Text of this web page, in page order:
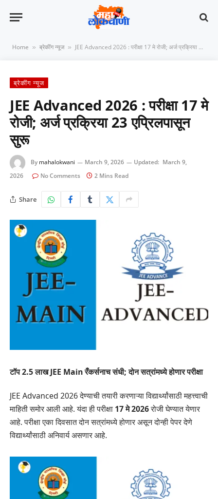
Home » ब्रेकींग न्यूज » JEE Advanced 2026 : परीक्षा 17 मे रोजी; अर्ज प्रक्रिया 23 एप्रिलपासून सुरू
ब्रेकींग न्यूज
JEE Advanced 2026 : परीक्षा 17 मे
रोजी; अर्ज प्रक्रिया 23 एप्रिलपासून
सुरू
By mahalokwani March 9, 2026 Updated: March 9,
2026
No Comments 2 Mins Read
Share
टॉप 2.5 लाख JEE Main रँकर्सनाच संधी; दोन सत्रांमध्ये होणार परीक्षा
JEE Advanced 2026 देण्याची तयारी करणाऱ्या विद्यार्थ्यांसाठी महत्त्वाची
माहिती समोर आली आहे. यंदा ही परीक्षा 17 मे 2026रोजी घेण्यात येणार
आहे. परीक्षा एका दिवसात दोन सत्रांमध्ये होणार असून दोन्ही पेपर देणे
विद्यार्थ्यांसाठी अनिवार्य असणार आहे.